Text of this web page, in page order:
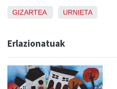
GIZARTEA URNIETA
Erlazionatuak